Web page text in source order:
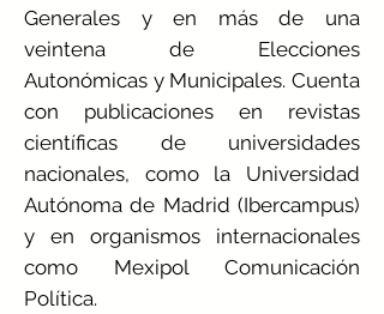
Generales y en más de una
veintena de Elecciones
Autonómicas y Municipales. Cuenta
con publicaciones en revistas
científicas de universidades
nacionales, como la Universidad
Autónoma de Madrid (Ibercampus)
y en organismos internacionales
como Mexipol Comunicación
Política.